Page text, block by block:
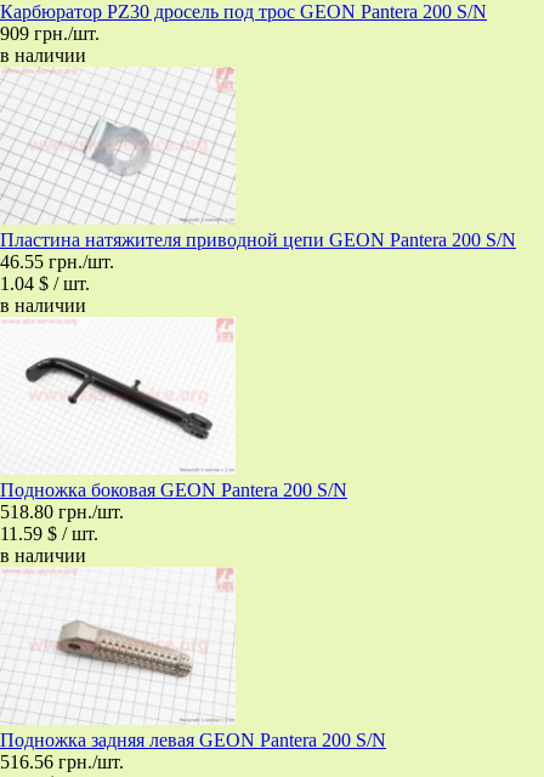
Карбюратор PZ30 дросель под трос GEON Pantera 200 S/N
909 грн./шт.
в наличии
Пластина натяжителя приводной цепи GEON Pantera 200 S/N
46.55 грн./шт.
1.04 $ / шт.
в наличии
Подножка боковая GEON Pantera 200 S/N
518.80 грн./шт.
11.59 $ / шт.
в наличии
Подножка задняя левая GEON Pantera 200 S/N
516.56 грн./шт.